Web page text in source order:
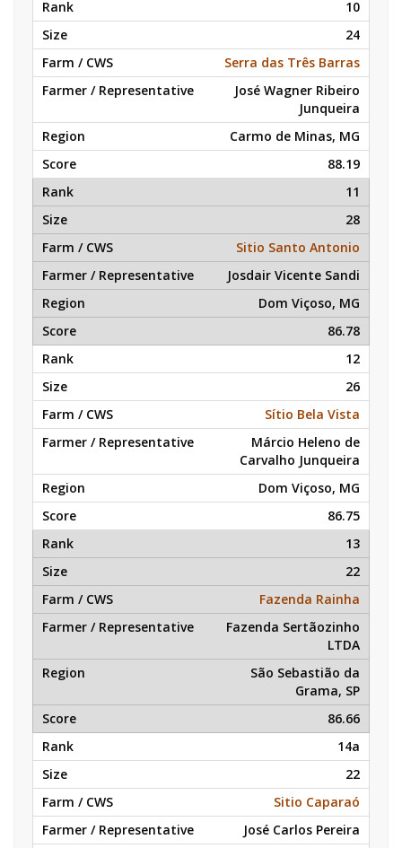
10
24
Serra das Três Barras
José Wagner Ribeiro
Junqueira
Carmo de Minas, MG
88.19
11
28
Sitio Santo Antonio
Josdair Vicente Sandi
Dom Viçoso, MG
86.78
12
26
Sítio Bela Vista
Márcio Heleno de
Carvalho Junqueira
Dom Viçoso, MG
86.75
13
22
Fazenda Rainha
Fazenda Sertãozinho
LTDA
São Sebastião da
Grama, SP
86.66
14a
22
Sitio Caparaó
José Carlos Pereira